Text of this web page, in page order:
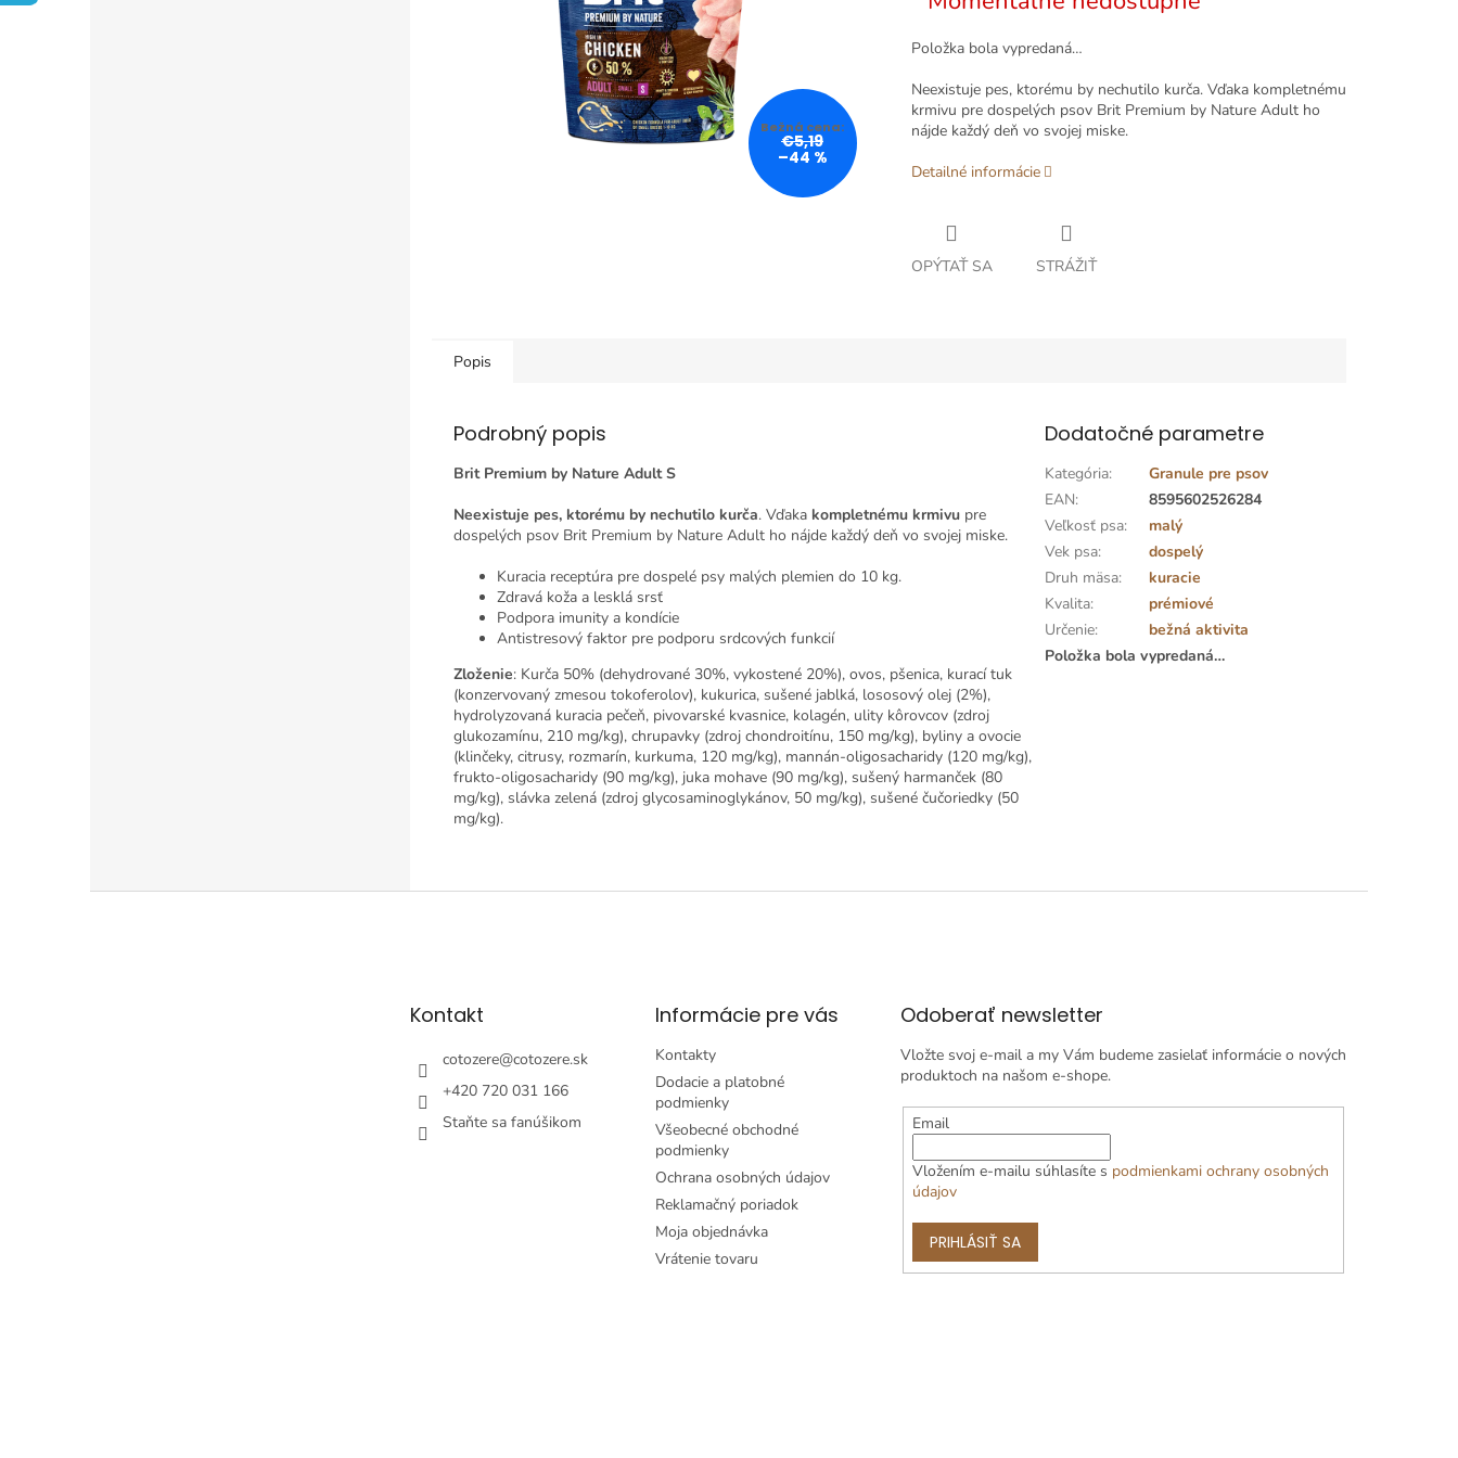
€5,19
–44 %
Položka bola vypredaná…
Neexistuje pes, ktorému by nechutilo kurča. Vďaka kompletnému
krmivu pre dospelých psov Brit Premium by Nature Adult ho
nájde každý deň vo svojej miske.
Detailné informácie
OPÝTAŤ SA STRÁŽIŤ
Popis
Podrobný popis
Brit Premium by Nature Adult S
Neexistuje pes, ktorému by nechutilo kurča. Vďaka kompletnému krmivu pre
dospelých psov Brit Premium by Nature Adult ho nájde každý deň vo svojej miske.
Kuracia receptúra pre dospelé psy malých plemien do 10 kg.
Zdravá koža a lesklá srsť
Podpora imunity a kondície
Antistresový faktor pre podporu srdcových funkcií
Zloženie: Kurča 50% (dehydrované 30%, vykostené 20%), ovos, pšenica, kurací tuk
(konzervovaný zmesou tokoferolov), kukurica, sušené jablká, lososový olej (2%),
hydrolyzovaná kuracia pečeň, pivovarské kvasnice, kolagén, ulity kôrovcov (zdroj
glukozamínu, 210 mg/kg), chrupavky (zdroj chondroitínu, 150 mg/kg), byliny a ovocie
(klinčeky, citrusy, rozmarín, kurkuma, 120 mg/kg), mannán-oligosacharidy (120 mg/kg),
frukto-oligosacharidy (90 mg/kg), juka mohave (90 mg/kg), sušený harmanček (80
mg/kg), slávka zelená (zdroj glycosaminoglykánov, 50 mg/kg), sušené čučoriedky (50
mg/kg).
Dodatočné parametre
Kategória:
Granule pre psov
EAN:
8595602526284
Veľkosť psa:
malý
Vek psa:
dospelý
Druh mäsa:
kuracie
Kvalita:
prémiové
Určenie:
bežná aktivita
Položka bola vypredaná…
Kontakt
cotozere@cotozere.sk
+420 720 031 166
Staňte sa fanúšikom
Informácie pre vás
Kontakty
Dodacie a platobné
podmienky
Všeobecné obchodné
podmienky
Ochrana osobných údajov
Reklamačný poriadok
Moja objednávka
Vrátenie tovaru
Odoberať newsletter
Vložte svoj e-mail a my Vám budeme zasielať informácie o nových
produktoch na našom e-shope.
Email
Vložením e-mailu súhlasíte s podmienkami ochrany osobných
údajov
PRIHLÁSIŤ SA